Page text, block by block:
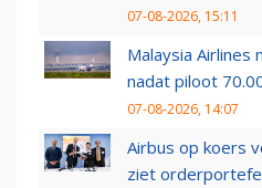
07-08-2026, 15:11
Malaysia Airlines
nadat piloot
07-08-2026, 14:07
Airbus op koers
ziet